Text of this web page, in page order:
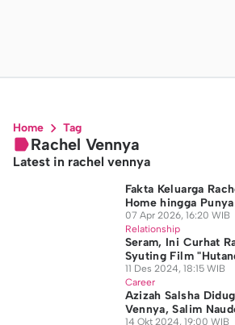
Home Tag
Rachel Vennya
Latest in rachel vennya
Fakta Keluarga
Home hingga
07 Apr 2026, 16:20 WIB
Relationship
Seram, Ini Curhat Rachel
Syuting Film
11 Des 2024, 18:15 WIB
Career
Azizah Salsha
Vennya, Salim
14 Okt 2024, 19:00 WIB